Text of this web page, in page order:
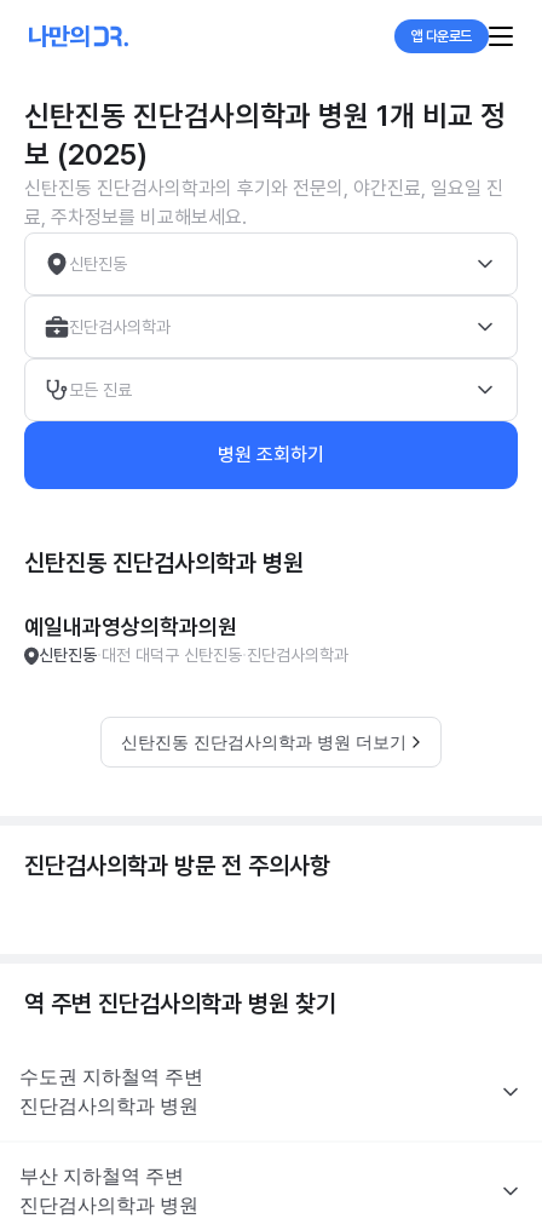
앱 다운로드
신탄진동 진단검사의학과 병원 1개 비교 정
보 (2025)
신탄진동 진단검사의학과의 후기와 전문의, 야간진료, 일요일 진
료, 주차정보를 비교해보세요.
신탄진동
진단검사의학과
모든 진료
병원 조회하기
신탄진동 진단검사의학과 병원
예일내과영상의학과의원
신탄진동 대전 대덕구 신탄진동 진단검사의학과
신탄진동 진단검사의학과 병원 더보기
진단검사의학과 방문 전 주의사항
역 주변 진단검사의학과 병원 찾기
수도권 지하철역 주변
진단검사의학과 병원
부산 지하철역 주변
진단검사의학과 병원